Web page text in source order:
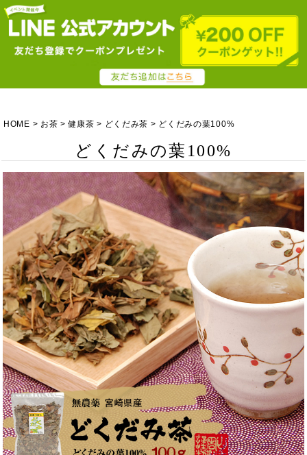
HOME お茶 健康茶 どくだみ茶 どくだみの葉100%
どくだみの葉100%